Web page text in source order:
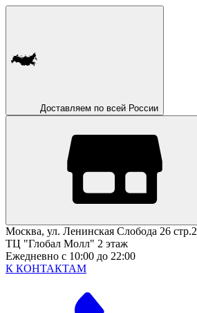
Доставляем по всей России
Москва, ул. Ленинская Слобода 26 стр.2
ТЦ "Глобал Молл" 2 этаж
Ежедневно с 10:00 до 22:00
К КОНТАКТАМ